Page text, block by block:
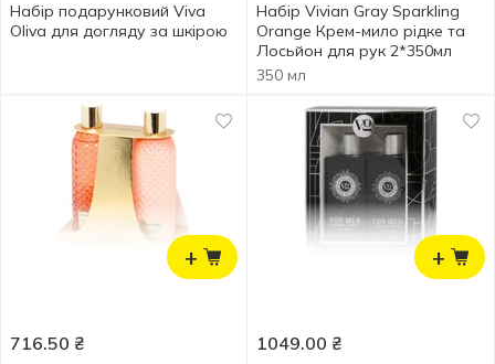
Набір подарунковий Viva
Oliva для догляду за шкірою
Набір Vivian Gray Sparkling
Orange Крем-мило рідке та
Лосьйон для рук 2*350мл
350 мл
+
716.50 ₴
+
1049.00 ₴